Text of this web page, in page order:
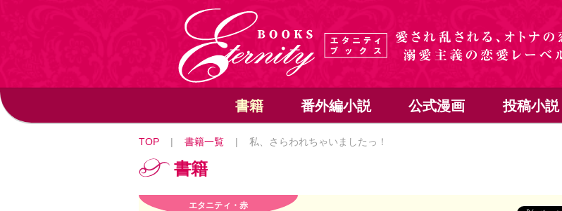
書籍 番外編小説 公式漫画 投稿小説
TOP | 書籍一覧 | 私、さらわれちゃいましたっ！
書籍
エタニティ・赤